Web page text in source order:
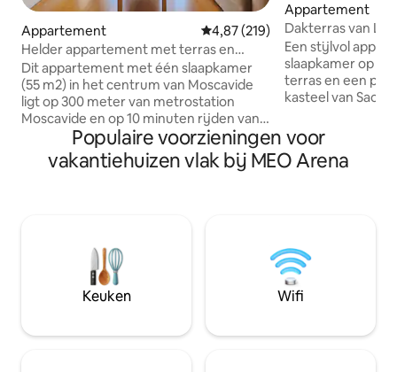
Appartement Gemiddelde beoordeling van
4,87 (219)
Helder appartement met terras en
airconditioning in de buurt van Parque
das Nações
Dit appartement met één slaapkamer
(55 m2) in het centrum van Moscavide
ligt op 300 meter van metrostation
Moscavide en op 10 minuten rijden van
de luchthaven. Dit gebied zit vol met
winkels, cafés, bakkerijen en
supermarkten. Het appartement ligt
moderne deel van Lissabon. Het
appartement is op de 2e verdieping en
beschikt over een woonkamer met een
slaapbank, een slaapkamer, een
keuken.
Appartement
Dakterras van
prachtig uitzicht
Een stijlvol
slaapkamer op
terras en een
kasteel van Sao
in Marques de
karakteristieke
Avenida da
bereikbaar via
Houd er rekening
appartement
is voor personen
Populaire voorzieningen voor
vakantiehuizen vlak bij MEO Arena
Keuken Wifi